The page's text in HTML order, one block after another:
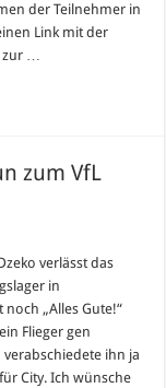
der Teilnehmer in
Link mit der
zur …
zum VfL
verlässt das
in
„Alles Gute!“
Flieger gen
verabschiedete ihn ja
City. Ich wünsche